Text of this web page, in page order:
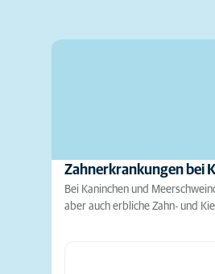
Zahnerkrankungen bei
Bei Kaninchen und
aber auch erbliche Zahn- und